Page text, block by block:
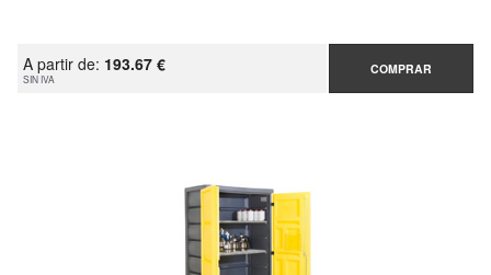
A partir de: 193.67 €
SIN IVA
COMPRAR